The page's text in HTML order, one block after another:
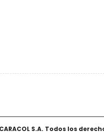
S.A. Todos los